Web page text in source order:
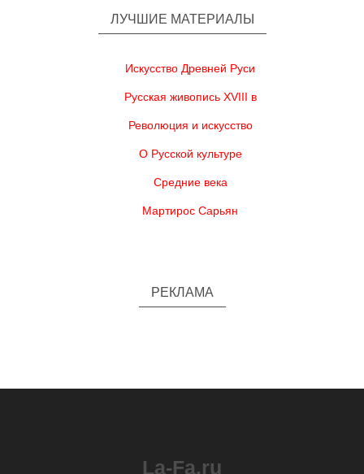
ЛУЧШИЕ МАТЕРИАЛЫ
Искусство Древней Руси
Русская живопись XVIII в
Революция и искусство
О Русской культуре
Средние века
Мартирос Сарьян
РЕКЛАМА
La-Fa.ru